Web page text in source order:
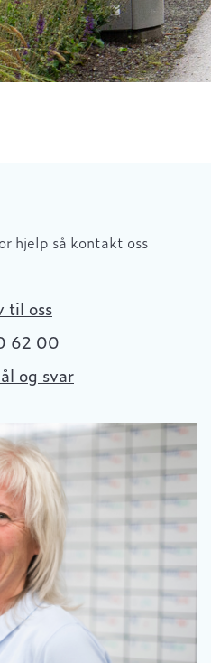
hjelp så kontakt oss
til oss
62 00
og svar